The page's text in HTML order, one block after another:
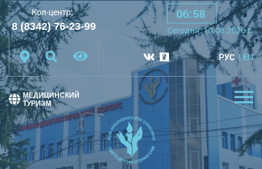
Шрифт: A A A
Цветовая схема: Черная схема
Обычный сайт
Кол-центр:
8 (8342) 76-23-99
06:58
Cегодня:10.08.2026г.
РУС EN
МЕДИЦИНСКИЙ
ТУРИЗМ